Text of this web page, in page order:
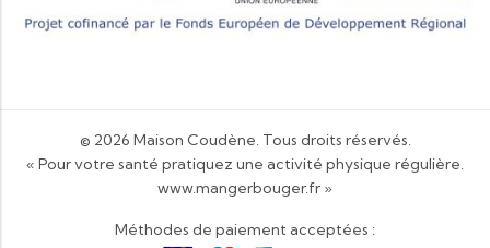
© 2026 Maison Coudène. Tous droits réservés.
« Pour votre santé pratiquez une activité physique régulière.
www.mangerbouger.fr »
Méthodes de paiement acceptées :